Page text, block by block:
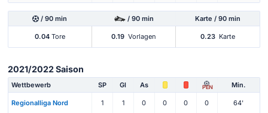
/ 90 min / 90 min Karte / 90 min
0.04Tore 0.19 Vorlagen 0.23 Karte
2021/2022 Saison
Wettbewerb SP Gl As PEN Min.
Regionalliga Nord 1 1 0 0 0 0 64'